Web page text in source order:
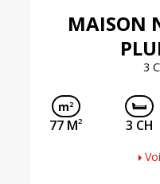
MAISON
3
77 M2 3 CH